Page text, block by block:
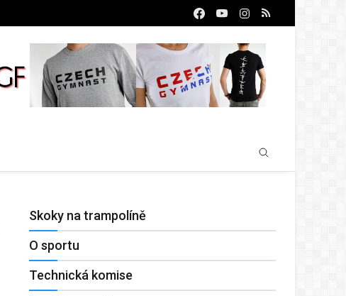
Skoky na trampolíně
O sportu
Technická komise